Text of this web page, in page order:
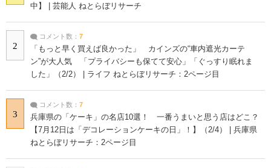
中】 | 芸能人 ねとらぼリサーチ
2
コメント数： 7
「もっと早く買えば良かった」 カインズの“車内遮光カーテ
ン”が大人気 「プライバシーも保てて安心」「ぐっすり眠れま
した」（2/2） | ライフ ねとらぼリサーチ：2ページ目
3
コメント数： 7
兵庫県の「ケーキ」の名店10選！ 一番うまいと思う店はどこ？
【7月12日は「デコレーションケーキの日」！】（2/4） | 兵庫県
ねとらぼリサーチ：2ページ目